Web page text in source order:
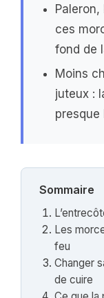
ces
fond de
Moins
juteux :
presque
Sommaire
Les
feu
Changer
de cuire